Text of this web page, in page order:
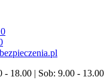
- 18.00 | Sob: 9.00 - 13.00